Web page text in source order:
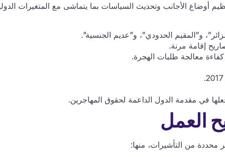
أوضاع الأجانب وتحديث السياسات بما يتماشى مع المتغيرات
و”المقيم الحدودي”، و”عديم الجنسية”.
إقامة مرنة.
كفاءة معالجة طلبات الهجرة.
في مقدمة الدول الداعمة لحقوق المهاجرين.
العمل
محددة من التأشيرات، منها: